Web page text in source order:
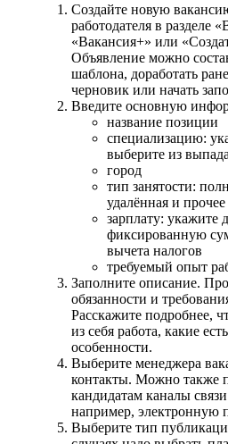
Создайте новую
работодателя в разделе
«Вакансия+» или
Объявление можно
шаблона, доработать
черновик или начать
Введите основную
название позиции
специализацию:
выберите из
город
тип занятости:
удалённая и прочее
зарплату: укажите
фиксированную
вычета налогов
требуемый опыт
Заполните описание.
обязанности и
Расскажите подробнее,
из себя работа, какие
особенности.
Выберите менеджера
контакты. Можно также
кандидатам каналы
например, электронную
Выберите тип